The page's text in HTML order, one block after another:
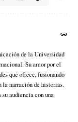
de la Universidad
Su amor por el
que ofrece, fusionando
la narración de historias.
audiencia con una